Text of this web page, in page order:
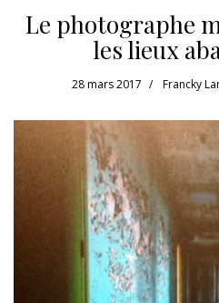
Le photographe
les lieux
28 mars 2017 Francky